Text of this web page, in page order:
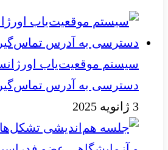
سیستم موقعیت‌یاب
دسترسی به آدرس
3 ژانویه 2025